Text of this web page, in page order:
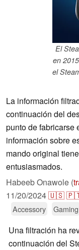
El
en
el
La información
continuación del
punto de fabricarse
información sobre
mando original
entusiasmados.
Habeeb Onawole (
11/20/2024🇺🇸
Accessory Gaming
Una filtración ha
continuación del